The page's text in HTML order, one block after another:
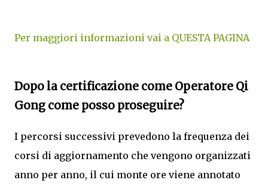
Per maggiori informazioni vai a QUESTA PAGINA
Dopo la certificazione come Operatore Qi
Gong come posso proseguire?
I percorsi successivi prevedono la frequenza dei
corsi di aggiornamento che vengono organizzati
anno per anno, il cui monte ore viene annotato